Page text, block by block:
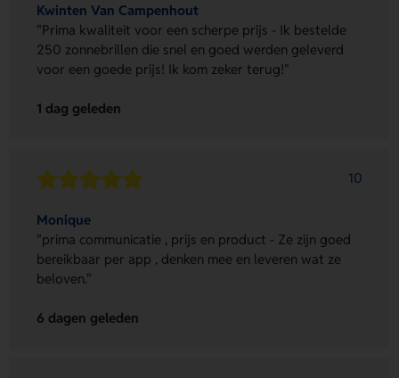
Kwinten Van Campenhout
"Prima kwaliteit voor een scherpe prijs - Ik bestelde
250 zonnebrillen die snel en goed werden geleverd
voor een goede prijs! Ik kom zeker terug!"
1 dag geleden
10
Monique
"prima communicatie , prijs en product - Ze zijn goed
bereikbaar per app , denken mee en leveren wat ze
beloven."
6 dagen geleden